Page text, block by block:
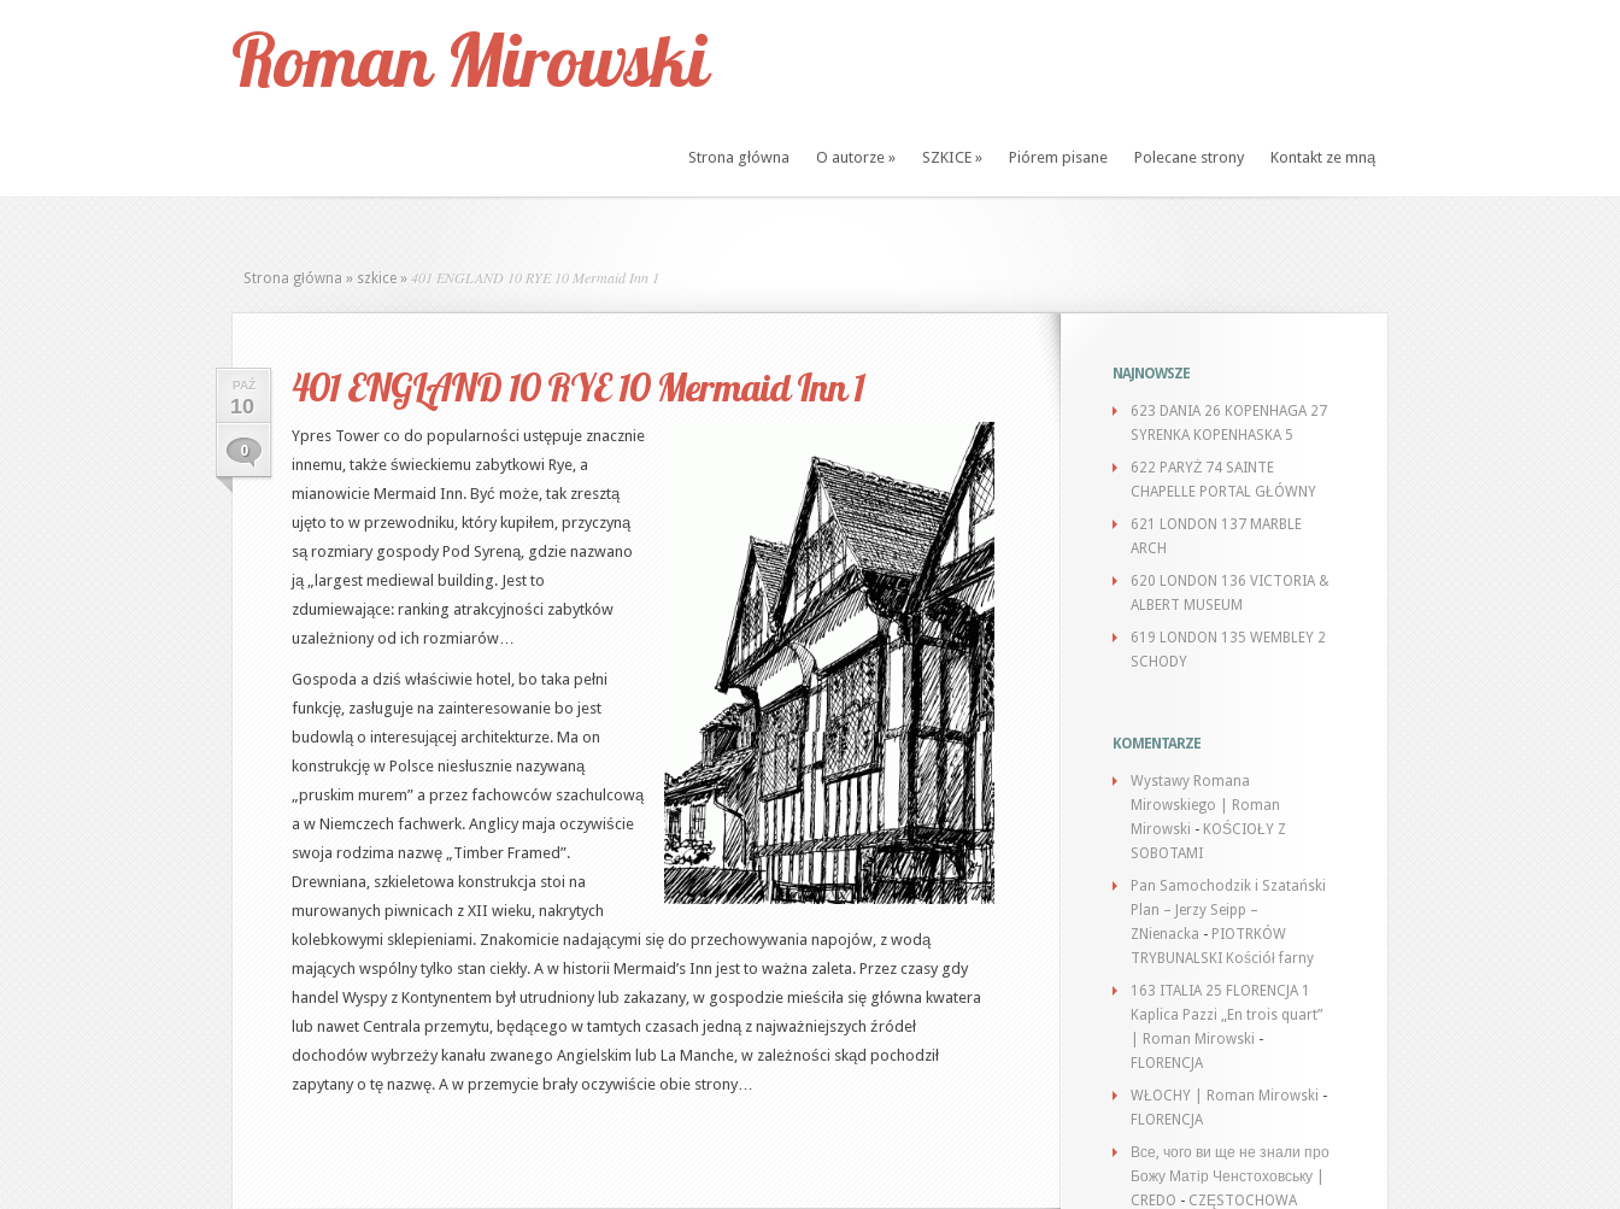
Roman Mirowski
Strona główna O autorze » SZKICE » Piórem pisane Polecane strony Kontakt ze mną
Strona główna » szkice » 401 ENGLAND 10 RYE 10 Mermaid Inn 1
PAŹ
10
0
401 ENGLAND 10 RYE 10 Mermaid Inn 1
Ypres Tower co do popularności ustępuje znacznie
innemu, także świeckiemu zabytkowi Rye, a
mianowicie Mermaid Inn. Być może, tak zresztą
ujęto to w przewodniku, który kupiłem, przyczyną
są rozmiary gospody Pod Syreną, gdzie nazwano
ją „largest mediewal building. Jest to
zdumiewające: ranking atrakcyjności zabytków
uzależniony od ich rozmiarów…
Gospoda a dziś właściwie hotel, bo taka pełni
funkcję, zasługuje na zainteresowanie bo jest
budowlą o interesującej architekturze. Ma on
konstrukcję w Polsce niesłusznie nazywaną
„pruskim murem” a przez fachowców szachulcową
a w Niemczech fachwerk. Anglicy maja oczywiście
swoja rodzima nazwę „Timber Framed”.
Drewniana, szkieletowa konstrukcja stoi na
murowanych piwnicach z XII wieku, nakrytych
kolebkowymi sklepieniami. Znakomicie nadającymi się do przechowywania napojów, z wodą
mających wspólny tylko stan ciekły. A w historii Mermaid’s Inn jest to ważna zaleta. Przez czasy gdy
handel Wyspy z Kontynentem był utrudniony lub zakazany, w gospodzie mieściła się główna kwatera
lub nawet Centrala przemytu, będącego w tamtych czasach jedną z najważniejszych źródeł
dochodów wybrzeży kanału zwanego Angielskim lub La Manche, w zależności skąd pochodził
zapytany o tę nazwę. A w przemycie brały oczywiście obie strony…
NAJNOWSZE
623 DANIA 26 KOPENHAGA 27
SYRENKA KOPENHASKA 5
622 PARYŻ 74 SAINTE
CHAPELLE PORTAL GŁÓWNY
621 LONDON 137 MARBLE
ARCH
620 LONDON 136 VICTORIA &
ALBERT MUSEUM
619 LONDON 135 WEMBLEY 2
SCHODY
KOMENTARZE
Wystawy Romana
Mirowskiego | Roman
Mirowski - KOŚCIOŁY Z
SOBOTAMI
Pan Samochodzik i Szatański
Plan – Jerzy Seipp –
ZNienacka - PIOTRKÓW
TRYBUNALSKI Kościół farny
163 ITALIA 25 FLORENCJA 1
Kaplica Pazzi „En trois quart”
| Roman Mirowski -
FLORENCJA
WŁOCHY | Roman Mirowski -
FLORENCJA
Все, чого ви ще не знали про
Божу Матір Ченстоховську |
CREDO - CZĘSTOCHOWA